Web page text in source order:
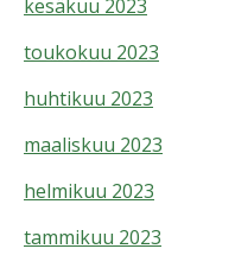
kesäkuu 2023
toukokuu 2023
huhtikuu 2023
maaliskuu 2023
helmikuu 2023
tammikuu 2023